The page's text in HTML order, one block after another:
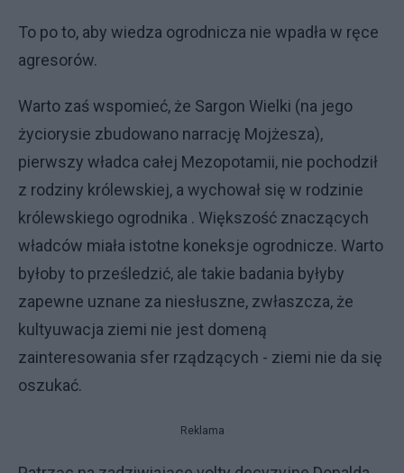
To po to, aby wiedza ogrodnicza nie wpadła w ręce
agresorów.
Warto zaś wspomieć, że Sargon Wielki (na jego
życiorysie zbudowano narrację Mojżesza),
pierwszy władca całej Mezopotamii, nie pochodził
z rodziny królewskiej, a wychował się w rodzinie
królewskiego ogrodnika . Większość znaczących
władców miała istotne koneksje ogrodnicze. Warto
byłoby to prześledzić, ale takie badania byłyby
zapewne uznane za niesłuszne, zwłaszcza, że
kultyuwacja ziemi nie jest domeną
zainteresowania sfer rządzących - ziemi nie da się
oszukać.
Reklama